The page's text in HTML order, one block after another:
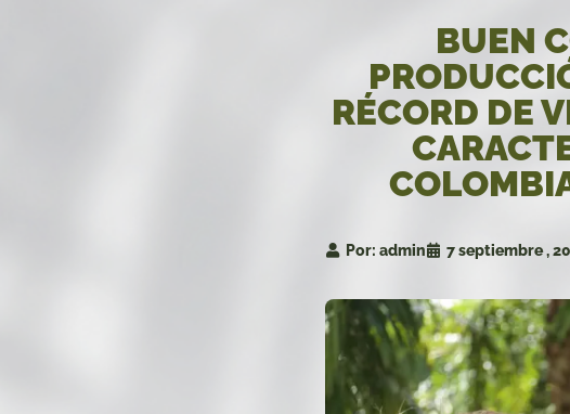
BUEN
RÉCORD DE
Por: admin 7 septiembre ,